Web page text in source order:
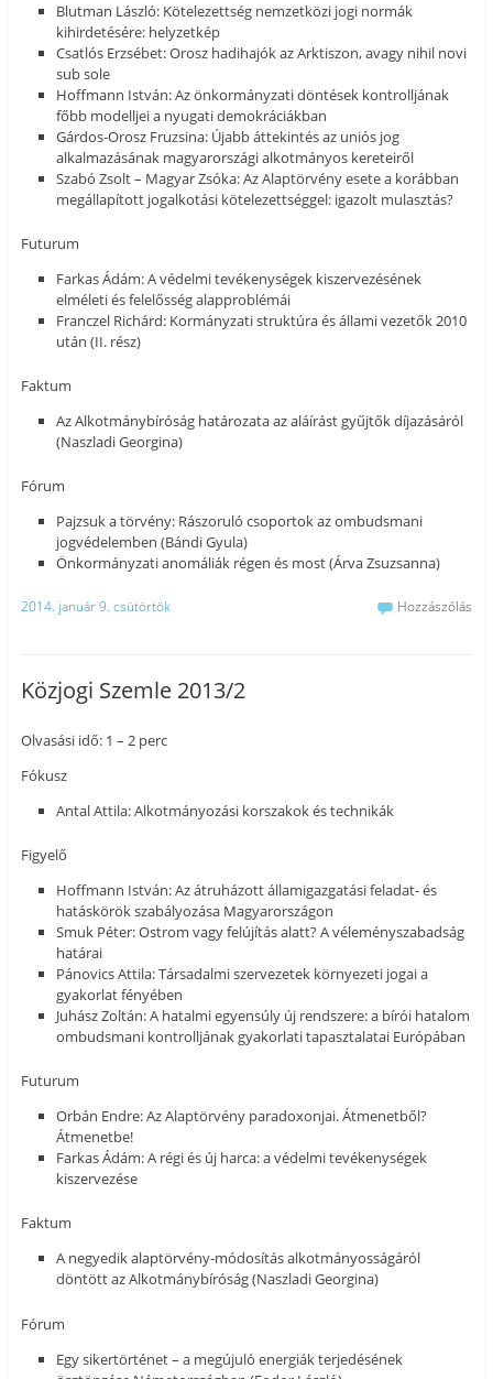
Blutman László: Kötelezettség nemzetközi jogi normák
kihirdetésére: helyzetkép
Csatlós Erzsébet: Orosz hadihajók az Arktiszon, avagy nihil novi
sub sole
Hoffmann István: Az önkormányzati döntések kontrolljának
főbb modelljei a nyugati demokráciákban
Gárdos-Orosz Fruzsina: Újabb áttekintés az uniós jog
alkalmazásának magyarországi alkotmányos kereteiről
Szabó Zsolt – Magyar Zsóka: Az Alaptörvény esete a korábban
megállapított jogalkotási kötelezettséggel: igazolt mulasztás?
Futurum
Farkas Ádám: A védelmi tevékenységek kiszervezésének
elméleti és felelősség alapproblémái
Franczel Richárd: Kormányzati struktúra és állami vezetők 2010
után (II. rész)
Faktum
Az Alkotmánybíróság határozata az aláírást gyűjtők díjazásáról
(Naszladi Georgina)
Fórum
Pajzsuk a törvény: Rászoruló csoportok az ombudsmani
jogvédelemben (Bándi Gyula)
Önkormányzati anomáliák régen és most (Árva Zsuzsanna)
2014. január 9. csütörtök Hozzászólás
Közjogi Szemle 2013/2
Olvasási idő: 1 – 2 perc
Fókusz
Antal Attila: Alkotmányozási korszakok és technikák
Figyelő
Hoffmann István: Az átruházott államigazgatási feladat- és
hatáskörök szabályozása Magyarországon
Smuk Péter: Ostrom vagy felújítás alatt? A véleményszabadság
határai
Pánovics Attila: Társadalmi szervezetek környezeti jogai a
gyakorlat fényében
Juhász Zoltán: A hatalmi egyensúly új rendszere: a bírói hatalom
ombudsmani kontrolljának gyakorlati tapasztalatai Európában
Futurum
Orbán Endre: Az Alaptörvény paradoxonjai. Átmenetből?
Átmenetbe!
Farkas Ádám: A régi és új harca: a védelmi tevékenységek
kiszervezése
Faktum
A negyedik alaptörvény-módosítás alkotmányosságáról
döntött az Alkotmánybíróság (Naszladi Georgina)
Fórum
Egy sikertörténet – a megújuló energiák terjedésének